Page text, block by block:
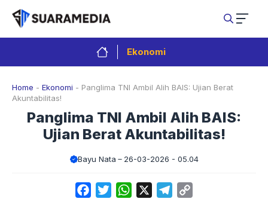
Langsung
isi
Ekonomi
Home - Ekonomi - Panglima TNI Ambil Alih BAIS: Ujian Berat
Akuntabilitas!
Panglima TNI Ambil Alih BAIS:
Ujian Berat Akuntabilitas!
Bayu Nata 26-03-2026 - 05.04
FacebookTwitterWhatsApp Telegram